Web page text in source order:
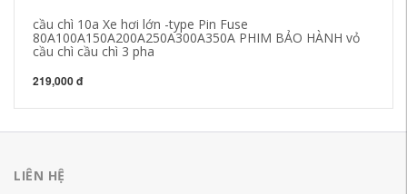
cầu chì 10a Xe hơi lớn -type Pin Fuse
80A100A150A200A250A300A350A PHIM BẢO HÀNH vỏ
cầu chì cầu chì 3 pha
219,000 đ
LIÊN HỆ